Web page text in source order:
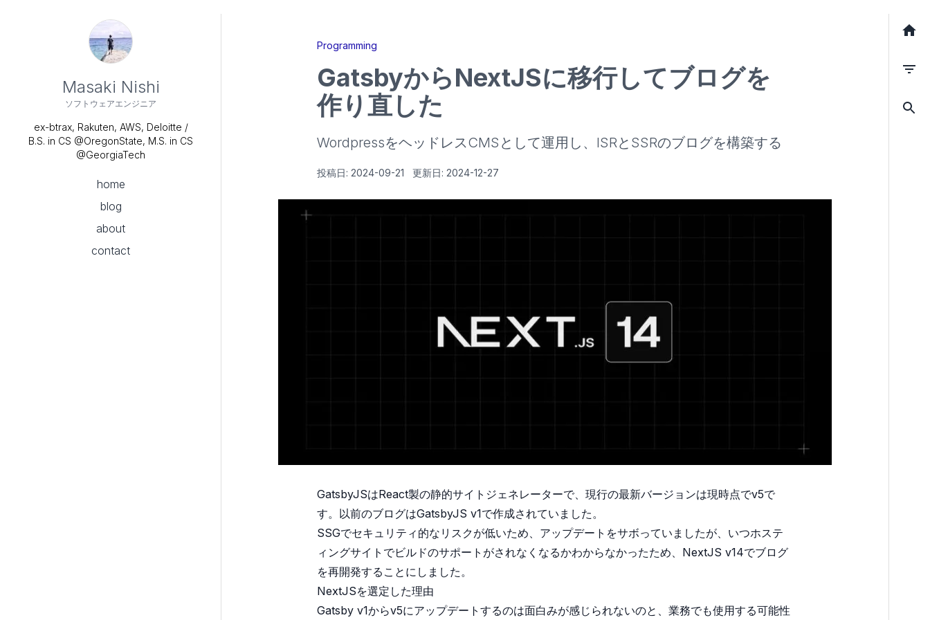
Masaki Nishi
ソフトウェアエンジニア
ex-btrax, Rakuten, AWS, Deloitte /
B.S. in CS @OregonState, M.S. in CS
@GeorgiaTech
home
blog
about
contact
Programming
GatsbyからNextJSに移行してブログを
作り直した
WordpressをヘッドレスCMSとして運用し、ISRとSSRのブログを構築する
投稿日: 2024-09-21 更新日: 2024-12-27
GatsbyJSはReact製の静的サイトジェネレーターで、現行の最新バージョンは現時点でv5で
す。以前のブログはGatsbyJS v1で作成されていました。
SSGでセキュリティ的なリスクが低いため、アップデートをサボっていましたが、いつホステ
ィングサイトでビルドのサポートがされなくなるかわからなかったため、NextJS v14でブログ
を再開発することにしました。
NextJSを選定した理由
Gatsby v1からv5にアップデートするのは面白みが感じられないのと、業務でも使用する可能性